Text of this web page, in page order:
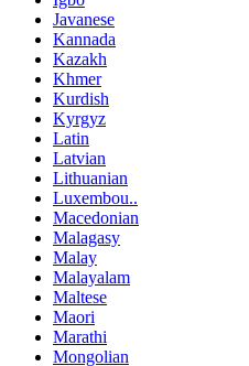
Javanese
Kannada
Kazakh
Khmer
Kurdish
Kyrgyz
Latin
Latvian
Lithuanian
Luxembou..
Macedonian
Malagasy
Malay
Malayalam
Maltese
Maori
Marathi
Mongolian